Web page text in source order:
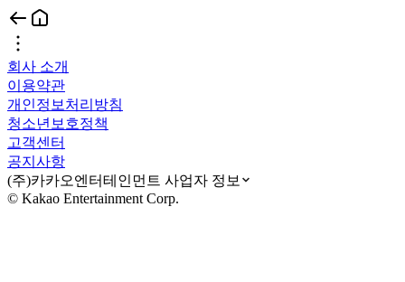
회사 소개
이용약관
개인정보처리방침
청소년보호정책
고객센터
공지사항
(주)카카오엔터테인먼트 사업자 정보
© Kakao Entertainment Corp.